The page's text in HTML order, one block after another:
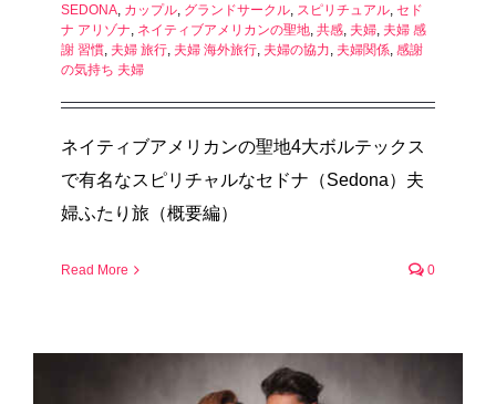
SEDONA, カップル, グランドサークル, スピリチュアル, セド
ナ アリゾナ, ネイティブアメリカンの聖地, 共感, 夫婦, 夫婦 感
謝 習慣, 夫婦 旅行, 夫婦 海外旅行, 夫婦の協力, 夫婦関係, 感謝
の気持ち 夫婦
ネイティブアメリカンの聖地4大ボルテックス
で有名なスピリチャルなセドナ（Sedona）夫
婦ふたり旅（概要編）
Read More 0